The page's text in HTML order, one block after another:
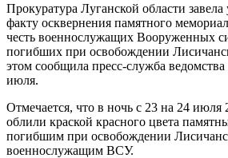
Прокуратура Луганской области
факту осквернения памятного
честь военнослужащих Вооруженных
погибших при освобождении
этом сообщила пресс-служба
июля.
Отмечается, что в ночь с 23 на 24 июля
облили краской красного цвета
погибшим при освобождении
военнослужащим ВСУ.